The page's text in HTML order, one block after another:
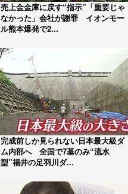
売上金金庫に戻す“指示”「重要じゃ
なかった」会社が謝罪 イオンモー
ル熊本爆発で2...
完成前しか見られない日本最大級ダ
ム内部へ 全国で7基のみ“流水
型”福井の足羽川ダ...